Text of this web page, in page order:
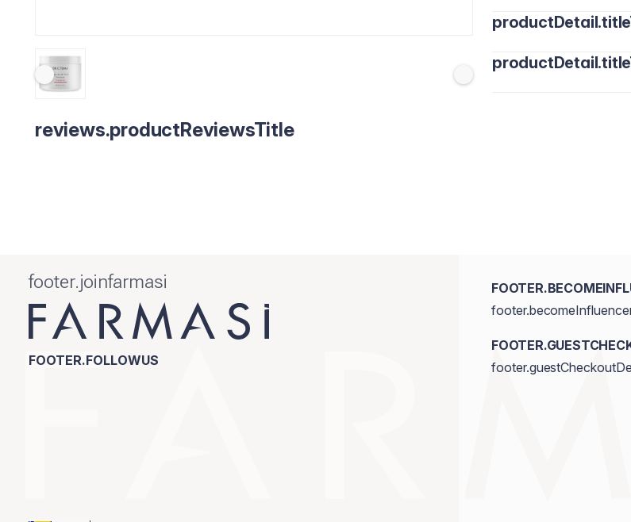
reviews.productReviewsTitle
footer.joinfarmasi
FOOTER.FOLLOWUS